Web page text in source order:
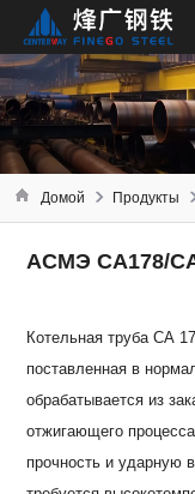
Домой Продукты
АСМЭ СА178/
Котельная труба СА
поставленная в
обрабатывается из
отжигающего
прочность и ударную